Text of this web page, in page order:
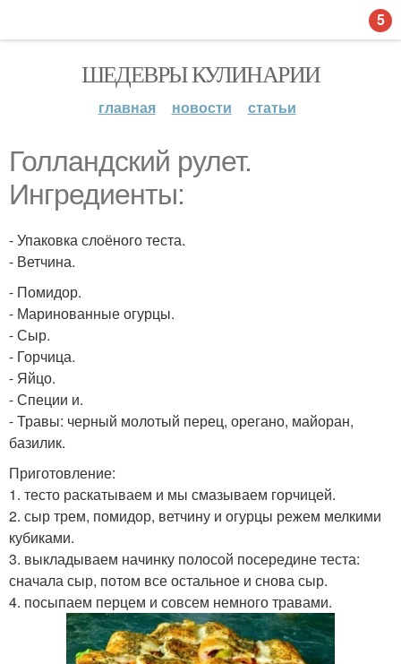
ШЕДЕВРЫ КУЛИНАРИИ
главная новости статьи
Голландский рулет.
Ингредиенты:
- Упаковка слоёного теста.
- Ветчина.
- Помидор.
- Маринованные огурцы.
- Сыр.
- Горчица.
- Яйцо.
- Специи и.
- Травы: черный молотый перец, орегано, майоран,
базилик.
Приготовление:
1. тесто раскатываем и мы смазываем горчицей.
2. сыр трем, помидор, ветчину и огурцы режем мелкими
кубиками.
3. выкладываем начинку полосой посередине теста:
сначала сыр, потом все остальное и снова сыр.
4. посыпаем перцем и совсем немного травами.
5